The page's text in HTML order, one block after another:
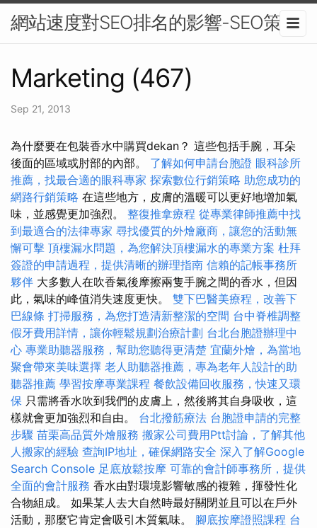
網站速度對SEO排名的影響-SEO策略
Marketing (467)
Sep 21, 2013
為什麼要在包裝香水中購買dekan？ 這些包括手腕，耳朵
後面的區域或肘部的內部。 了解如何申請台胞證 眼科診所
推薦，找最合適的眼科專家 探索數位行銷策略 助您成功的
網路行銷策略 在這些地方，皮膚的溫暖可以更好地增加氣
味，並感覺更加強烈。 整復推拿療程 從專業律師推薦中找
到最適合的法律專家 尋找優質的外燴廠商，讓您的活動無
懈可擊 頂樓漏水問題，為您解決頂樓漏水的專業方案 杜拜
簽證的申請過程，提供清晰的辦理指南 信賴的記帳事務所
夥伴 大多數人在吹香氣後摩擦兩隻手腕之間的香水，但因
此，氣味的峰值消失速度更快。 雙下巴醫美療程，改善下
巴線條 打掃服務，為您打造清新整潔的空間 台中脊椎調整
假牙費用詳情，讓你輕鬆規劃治療計劃 台北台胞證辦理中
心 專業助聽器服務，幫助您聽得更清楚 宜蘭外燴，為當地
聚會帶來美味選擇 老人助聽器推薦，專為老年人設計的助
聽器推薦 學習按摩專業課程 餐飲設備回收服務，快速又環
保 只需將香水吹到我們的皮膚上，然後將其自身吸收，這
樣就會更加強烈和自由。 台北撥筋療法 台胞證申請的完整
步驟 苗栗高品質外燴服務 搬家公司費用Ptt討論，了解其他
人搬家的經驗 查詢IP地址，確保網路安全 深入了解Google
Search Console 足底放鬆按摩 可靠的會計師事務所，提供
全面的會計服務 香水由對環境影響敏感的複雜，揮發性化
合物組成。 如果某人去大自然時最好關閉並且可以在戶外
活動，那麼它肯定會吸引木質氣味。 腳底按摩證照課程 台